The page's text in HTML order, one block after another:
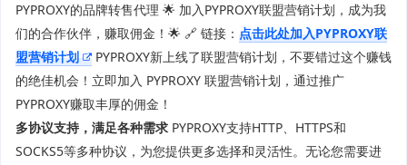
PYPROXY的品牌转售代理 🌟 加入PYPROXY联盟营销计划，成为我
们的合作伙伴，赚取佣金！🌟 🔗 链接： 点击此处加入PYPROXY联
盟营销计划
PYPROXY新上线了联盟营销计划，不要错过这个赚钱
的绝佳机会！立即加入 PYPROXY 联盟营销计划，通过推广
PYPROXY赚取丰厚的佣金！
多协议支持，满足各种需求 PYPROXY支持HTTP、HTTPS和
SOCKS5等多种协议，为您提供更多选择和灵活性。无论您需要进